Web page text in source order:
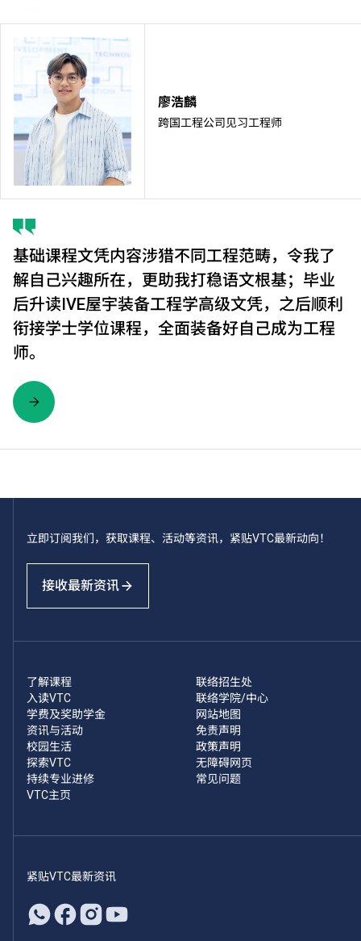
廖浩麟
跨国工程公司见习工程师
基础课程文凭内容涉猎不同工程范畴，令我了
解自己兴趣所在，更助我打稳语文根基；毕业
后升读IVE屋宇装备工程学高级文凭，之后顺利
衔接学士学位课程，全面装备好自己成为工程
师。
立即订阅我们，获取课程、活动等资讯，紧贴VTC最新动向！
接收最新资讯
了解课程
入读VTC
学费及奖助学金
资讯与活动
校园生活
探索VTC
持续专业进修
VTC主页
联络招生处
联络学院/中心
网站地图
免责声明
政策声明
无障碍网页
常见问题
紧贴VTC最新资讯